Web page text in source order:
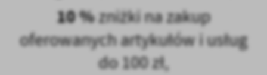
10 %zniżki na zakup
oferowanych artykułów i usług
do 100 zł,